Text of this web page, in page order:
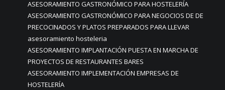
ASESORAMIENTO GASTRONÓMICO PARA HOSTELERÍA
ASESORAMIENTO GASTRONÓMICO PARA NEGOCIOS DE DE
PRECOCINADOS Y PLATOS PREPARADOS PARA LLEVAR
asesoramiento hosteleria
ASESORAMIENTO IMPLANTACIÓN PUESTA EN MARCHA DE
PROYECTOS DE RESTAURANTES BARES
ASESORAMIENTO IMPLEMENTACIÓN EMPRESAS DE
HOSTELERÍA